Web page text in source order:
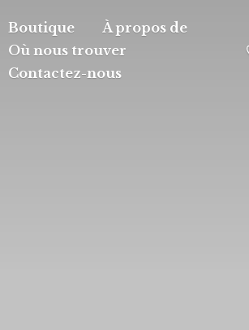
Boutique
À propos de
Où nous trouver
Contactez-nous